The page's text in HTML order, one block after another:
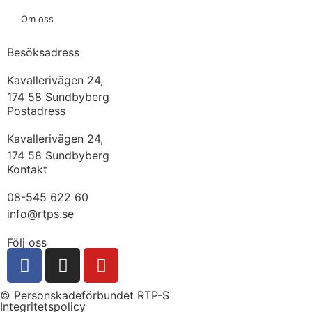
Om oss
Besöksadress
Kavallerivägen 24,
174 58 Sundbyberg
Postadress
Kavallerivägen 24,
174 58 Sundbyberg
Kontakt
08-545 622 60
info@rtps.se
Följ oss
© Personskadeförbundet RTP-S
Integritetspolicy